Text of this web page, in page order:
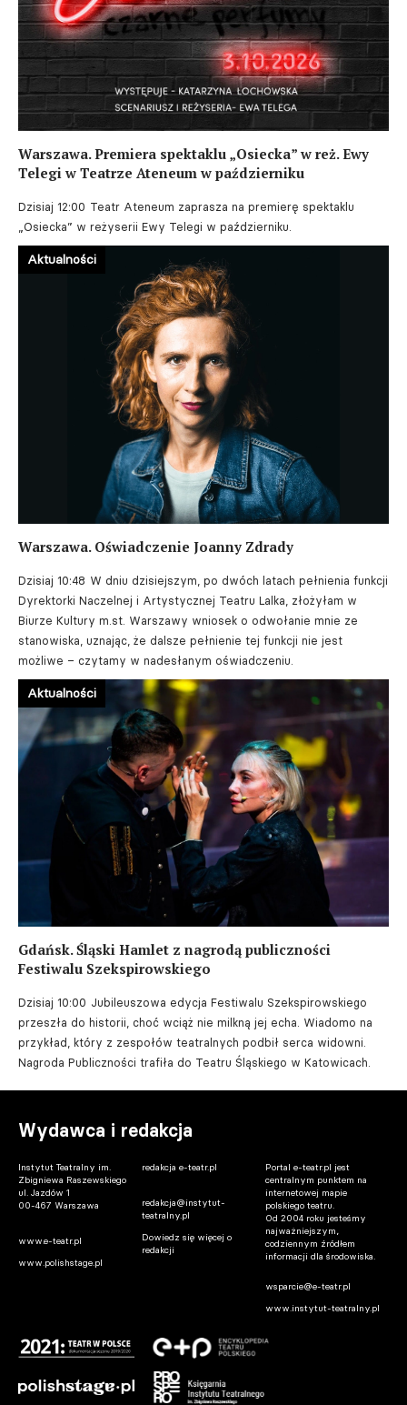
Warszawa. Premiera spektaklu „Osiecka” w reż. Ewy
Telegi w Teatrze Ateneum w październiku
Dzisiaj 12:00 Teatr Ateneum zaprasza na premierę spektaklu
„Osiecka” w reżyserii Ewy Telegi w październiku.
Warszawa. Oświadczenie Joanny Zdrady
Dzisiaj 10:48 W dniu dzisiejszym, po dwóch latach pełnienia funkcji
Dyrektorki Naczelnej i Artystycznej Teatru Lalka, złożyłam w
Biurze Kultury m.st. Warszawy wniosek o odwołanie mnie ze
stanowiska, uznając, że dalsze pełnienie tej funkcji nie jest
możliwe – czytamy w nadesłanym oświadczeniu.
Aktualności
Gdańsk. Śląski Hamlet z nagrodą publiczności
Festiwalu Szekspirowskiego
Dzisiaj 10:00 Jubileuszowa edycja Festiwalu Szekspirowskiego
przeszła do historii, choć wciąż nie milkną jej echa. Wiadomo na
przykład, który z zespołów teatralnych podbił serca widowni.
Nagroda Publiczności trafiła do Teatru Śląskiego w Katowicach.
Aktualności
Wydawca i redakcja
Instytut Teatralny im.
Zbigniewa Raszewskiego
ul. Jazdów 1
00-467 Warszawa
www.e-teatr.pl
www.polishstage.pl
redakcja e-teatr.pl
redakcja@instytut-
teatralny.pl
Dowiedz się więcej o
redakcji
Portal e-teatr.pl jest
centralnym punktem na
internetowej mapie
polskiego teatru.
Od 2004 roku jesteśmy
najważniejszym,
codziennym źródłem
informacji dla środowiska.
wsparcie@e-teatr.pl
www.instytut-teatralny.pl